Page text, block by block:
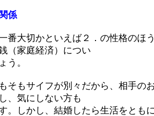
係
番大切かといえば２．の性格のほ
（家庭経済）につい
う。
そもサイフが別々だから、相手の
、気にしない方も
。しかし、結婚したら生活をとも